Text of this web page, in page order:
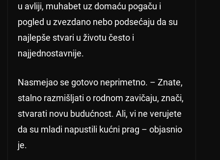
u avliji, muhabet uz domaću pogaču i
pogled u zvezdano nebo podsećaju da su
najlepše stvari u životu često i
najjednostavnije.
Nasmejao se gotovo neprimetno. – Znate,
stalno razmišljati o rodnom zavičaju, znači,
stvarati novu budućnost. Ali, vi ne verujete
da su mladi napustili kućni prag – objasnio
je.